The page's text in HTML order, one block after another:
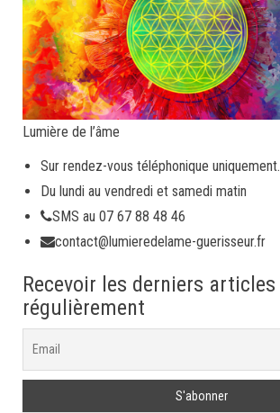
Lumière de l’âme
Sur rendez-vous téléphonique uniquement.
Du lundi au vendredi et samedi matin
SMS au 07 67 88 48 46
contact@lumieredelame-guerisseur.fr
Recevoir les derniers articles
régulièrement